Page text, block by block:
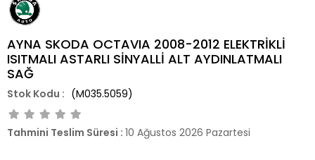
AYNA SKODA OCTAVIA 2008-2012 ELEKTRİKLİ
ISITMALI ASTARLI SİNYALLİ ALT AYDINLATMALI
SAĞ
(M035.5059)
Tahmini Teslim Süresi : 10 Ağustos 2026 Pazartesi